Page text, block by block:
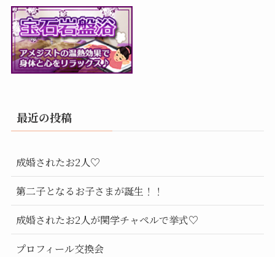
最近の投稿
成婚されたお2人♡
第二子となるお子さまが誕生！！
成婚されたお2人が関学チャペルで挙式♡
プロフィール交換会